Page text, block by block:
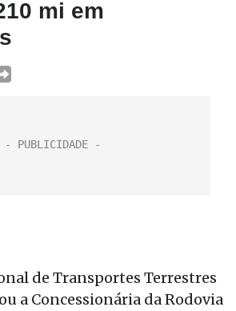
mi em
de Transportes Terrestres
a Concessionária da Rodovia